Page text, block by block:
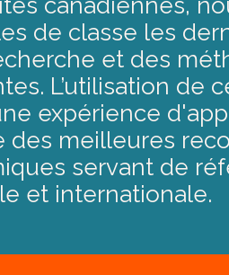
de classe les
et des
L’utilisation de
expérience
des meilleures
servant de
et internationale.